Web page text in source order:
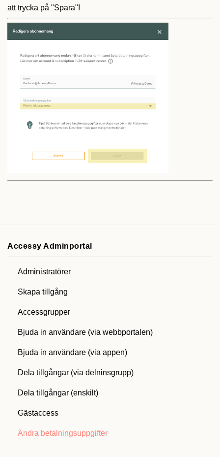
att trycka på "Spara"!
Accessy Adminportal
Administratörer
Skapa tillgång
Accessgrupper
Bjuda in användare (via webbportalen)
Bjuda in användare (via appen)
Dela tillgångar (via delninsgrupp)
Dela tillgångar (enskilt)
Gästaccess
Ändra betalningsuppgifter